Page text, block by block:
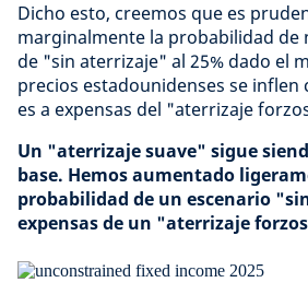
Dicho esto, creemos que es
marginalmente la probabilidad de
de "sin aterrizaje" al 25% dado el
precios estadounidenses se inflen
es a expensas del "aterrizaje
Un "aterrizaje suave" sigue
base. Hemos aumentado
probabilidad de un escenario
expensas de un "aterrizaje